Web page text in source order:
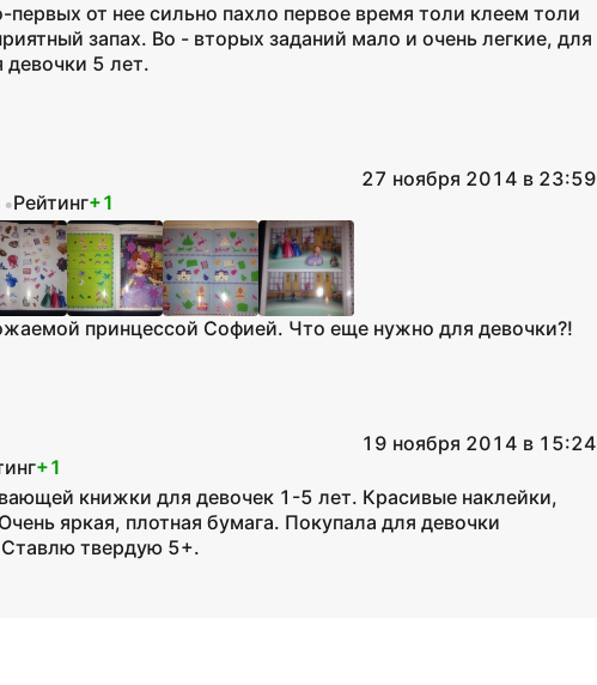
от нее сильно пахло первое время толи клеем толи
запах. Во - вторых заданий мало и очень легкие, для
девочки 5 лет.
27 ноября 2014 в 23:59
•Рейтинг+1
принцессой Софией. Что еще нужно для девочки?!
19 ноября 2014 в 15:24
+1
книжки для девочек 1-5 лет. Красивые наклейки,
яркая, плотная бумага. Покупала для девочки
твердую 5+.